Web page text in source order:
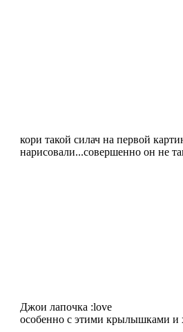
кори такой силач на первой
нарисовали...совершенно он не
Джои лапочка :love
особенно с этими крылышками и